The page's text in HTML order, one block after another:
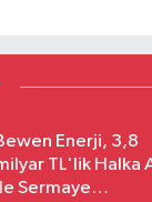
Enerji, 3,8
TL'lik Halka
Sermaye